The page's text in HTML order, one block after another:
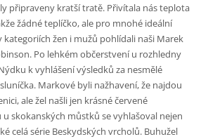
připraveny kratší tratě. Přivítala nás teplota
žádné teplíčko, ale pro mnohé ideální
kategoriích žen i mužů pohlídali naši Marek
Po lehkém občerstvení u rozhledny
k vyhlášení výsledků za nesmělé
Markové byli nažhavení, že najdou
ale žel našli jen krásné červené
skokanských můstků se vyhlašoval nejen
celá série Beskydských vrcholů. Buhužel